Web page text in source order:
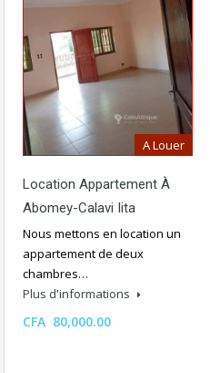
A Louer
Location Appartement À
Abomey-Calavi Iita
Nous mettons en location un
appartement de deux
chambres…
Plus d'informations
CFA 80,000.00